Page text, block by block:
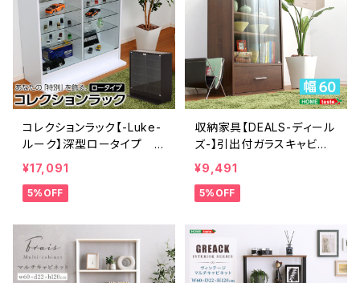
コレクションラック【-Luke-
ルーク】深型ロータイプ C
LR-D-900
¥17,091
5%OFF
収納家具【DEALS-ディール
ズ-】引出付ガラスキャビネ
ット DS60-DR
¥9,491
5%OFF